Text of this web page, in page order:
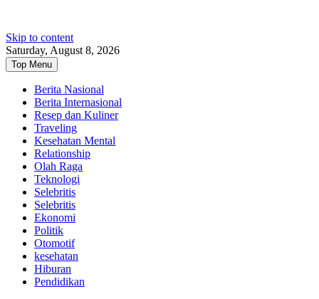
Skip to content
Saturday, August 8, 2026
Top Menu
Berita Nasional
Berita Internasional
Resep dan Kuliner
Traveling
Kesehatan Mental
Relationship
Olah Raga
Teknologi
Selebritis
Selebritis
Ekonomi
Politik
Otomotif
kesehatan
Hiburan
Pendidikan